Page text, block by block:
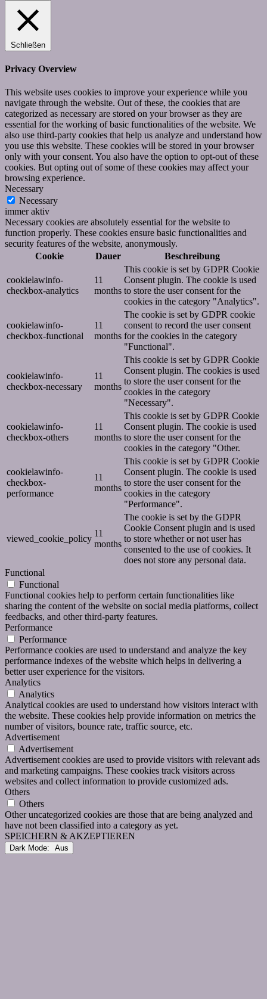
Schließen
Privacy Overview
This website uses cookies to improve your experience while you
navigate through the website. Out of these, the cookies that are
categorized as necessary are stored on your browser as they are
essential for the working of basic functionalities of the website. We
also use third-party cookies that help us analyze and understand how
you use this website. These cookies will be stored in your browser
only with your consent. You also have the option to opt-out of these
cookies. But opting out of some of these cookies may affect your
browsing experience.
Necessary
Necessary
immer aktiv
Necessary cookies are absolutely essential for the website to
function properly. These cookies ensure basic functionalities and
security features of the website, anonymously.
Cookie
Dauer Beschreibung
cookielawinfo-
checkbox-analytics
11
months
This cookie is set by GDPR Cookie
Consent plugin. The cookie is used
to store the user consent for the
cookies in the category "Analytics".
cookielawinfo-
checkbox-functional
11
months
The cookie is set by GDPR cookie
consent to record the user consent
for the cookies in the category
"Functional".
cookielawinfo-
checkbox-necessary
11
months
This cookie is set by GDPR Cookie
Consent plugin. The cookies is used
to store the user consent for the
cookies in the category
"Necessary".
cookielawinfo-
checkbox-others
11
months
This cookie is set by GDPR Cookie
Consent plugin. The cookie is used
to store the user consent for the
cookies in the category "Other.
cookielawinfo-
checkbox-
performance
11
months
This cookie is set by GDPR Cookie
Consent plugin. The cookie is used
to store the user consent for the
cookies in the category
"Performance".
viewed_cookie_policy
11
months
The cookie is set by the GDPR
Cookie Consent plugin and is used
to store whether or not user has
consented to the use of cookies. It
does not store any personal data.
Functional
Functional
Functional cookies help to perform certain functionalities like
sharing the content of the website on social media platforms, collect
feedbacks, and other third-party features.
Performance
Performance
Performance cookies are used to understand and analyze the key
performance indexes of the website which helps in delivering a
better user experience for the visitors.
Analytics
Analytics
Analytical cookies are used to understand how visitors interact with
the website. These cookies help provide information on metrics the
number of visitors, bounce rate, traffic source, etc.
Advertisement
Advertisement
Advertisement cookies are used to provide visitors with relevant ads
and marketing campaigns. These cookies track visitors across
websites and collect information to provide customized ads.
Others
Others
Other uncategorized cookies are those that are being analyzed and
have not been classified into a category as yet.
SPEICHERN & AKZEPTIEREN
Dark Mode: